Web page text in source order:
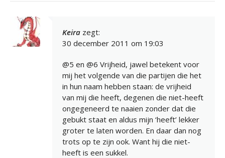
Keira zegt:
30 december 2011 om 19:03
@5 en @6 Vrijheid, jawel betekent voor
mij het volgende van die partijen die het
in hun naam hebben staan: de vrijheid
van mij die heeft, degenen die niet-heeft
ongegeneerd te naaien zonder dat die
gebukt staat en aldus mijn ‘heeft’ lekker
groter te laten worden. En daar dan nog
trots op te zijn ook. Want hij die niet-
heeft is een sukkel.